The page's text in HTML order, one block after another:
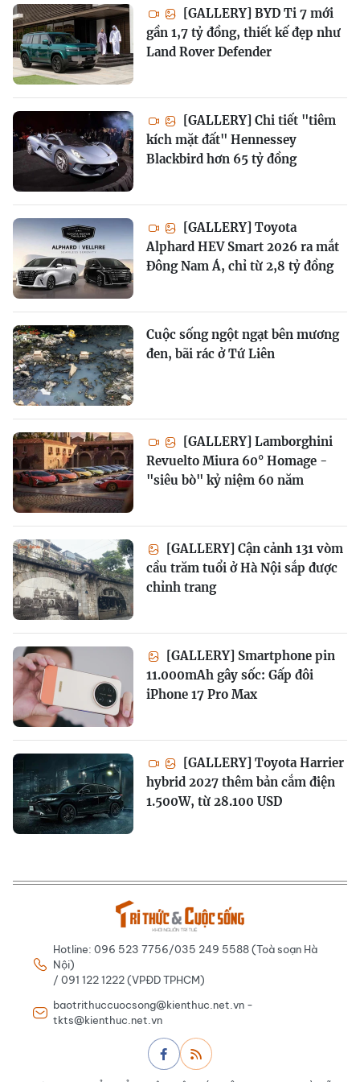
[GALLERY] BYD Ti 7 mới
gần 1,7 tỷ đồng, thiết kế đẹp như
Land Rover Defender
[GALLERY] Chi tiết "tiêm
kích mặt đất" Hennessey
Blackbird hơn 65 tỷ đồng
[GALLERY] Toyota
Alphard HEV Smart 2026 ra mắt
Đông Nam Á, chỉ từ 2,8 tỷ đồng
Cuộc sống ngột ngạt bên mương
đen, bãi rác ở Tứ Liên
[GALLERY] Lamborghini
Revuelto Miura 60° Homage -
"siêu bò" kỷ niệm 60 năm
[GALLERY] Cận cảnh 131 vòm
cầu trăm tuổi ở Hà Nội sắp được
chỉnh trang
[GALLERY] Smartphone pin
11.000mAh gây sốc: Gấp đôi
iPhone 17 Pro Max
[GALLERY] Toyota Harrier
hybrid 2027 thêm bản cắm điện
1.500W, từ 28.100 USD
Hotline: 096 523 7756/035 249 5588 (Toà soạn Hà
Nội)
/ 091 122 1222 (VPĐD TPHCM)
baotrithuccuocsong@kienthuc.net.vn -
tkts@kienthuc.net.vn